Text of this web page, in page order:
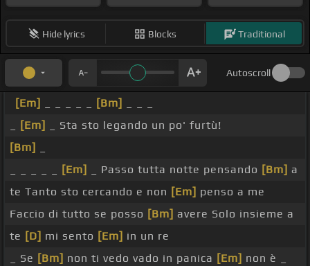
Hide lyrics Blocks Traditional
Autoscroll
[Em] [Bm]
[Em]
_ Sta sto legando un po' furtù!
[Bm]
[Em] _ Passo tutta notte pensando [Bm] a
te Tanto sto cercando e non [Em] penso a me
Faccio di tutto se posso [Bm] avere Solo insieme a
te [D] mi sento [Em] in un re
_ Se [Bm] non ti vedo vado in panica [Em] non è _